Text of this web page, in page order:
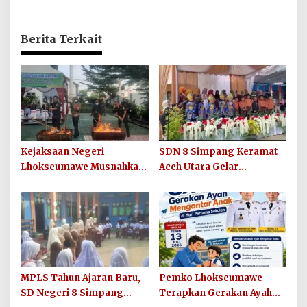
Berita Terkait
Kejaksaan Negeri
Lhokseumawe Musnahkan
Berkekuatan Hukum Tetap
dan Sosialisasikan Lelang
Barang Rampasan
SDN 8 Simpang Keramat
Aceh Utara Gelar
Tahun Ajaran 2026/2027
MPLS Tahun Ajaran Baru,
SD Negeri 8 Simpang
Pemko Lhokseumawe
Terapkan Gerakan Ayah